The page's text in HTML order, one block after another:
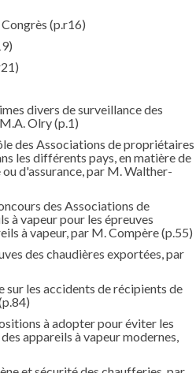
(p.r16)
divers de surveillance des
Olry(p.1)
des Associations de propriétaires
les différents pays, en matière de
d'assurance, par M. Walther-
des Associations de
à vapeur pour les épreuves
à vapeur, par M. Compère(p.55)
des chaudières exportées, par
sur les accidents de récipients de
à adopter pour éviter les
appareils à vapeur modernes,